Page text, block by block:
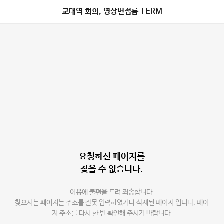
교대역 회의, 영상면접룸 TERM
요청하신 페이지를
찾을 수 없습니다.
이용에 불편을 드려 죄송합니다.
찾으시는 페이지는 주소를 잘못 입력하였거나 삭제된 페이지 입니다. 페이
지 주소를 다시 한 번 확인해 주시기 바랍니다.